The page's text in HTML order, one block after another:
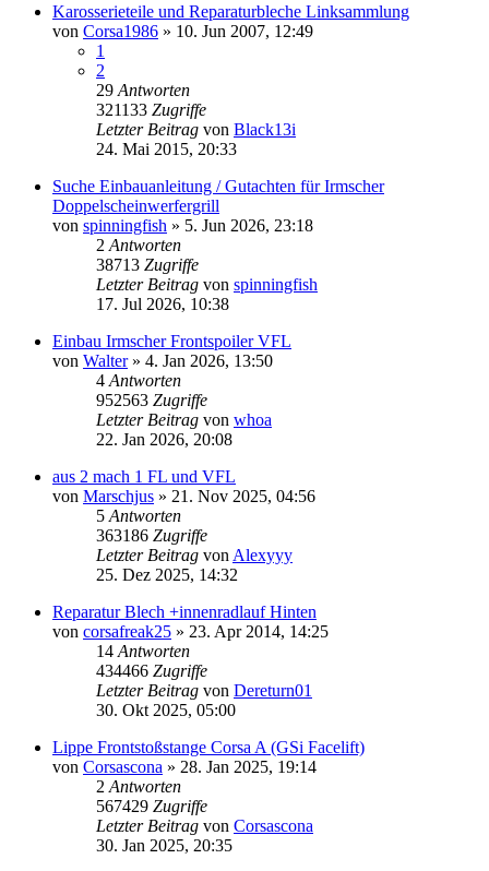
Karosserieteile und Reparaturbleche Linksammlung
von Corsa1986 » 10. Jun 2007, 12:49
1
2
29 Antworten
321133 Zugriffe
Letzter Beitrag von Black13i
24. Mai 2015, 20:33
Suche Einbauanleitung / Gutachten für Irmscher
Doppelscheinwerfergrill
von spinningfish » 5. Jun 2026, 23:18
2 Antworten
38713 Zugriffe
Letzter Beitrag von spinningfish
17. Jul 2026, 10:38
Einbau Irmscher Frontspoiler VFL
von Walter» 4. Jan 2026, 13:50
4 Antworten
952563 Zugriffe
Letzter Beitrag von whoa
22. Jan 2026, 20:08
aus 2 mach 1 FL und VFL
von Marschjus » 21. Nov 2025, 04:56
5 Antworten
363186 Zugriffe
Letzter Beitrag von Alexyyy
25. Dez 2025, 14:32
Reparatur Blech +innenradlauf Hinten
von corsafreak25 » 23. Apr 2014, 14:25
14 Antworten
434466 Zugriffe
Letzter Beitrag von Dereturn01
30. Okt 2025, 05:00
Lippe Frontstoßstange Corsa A (GSi Facelift)
von Corsascona » 28. Jan 2025, 19:14
2 Antworten
567429 Zugriffe
Letzter Beitrag von Corsascona
30. Jan 2025, 20:35